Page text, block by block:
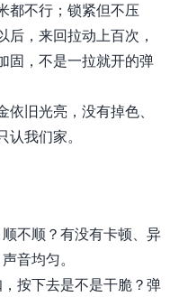
都不行；锁紧但不压
后，来回拉动上百次，
固，不是一拉就开的弹
旧光亮，没有掉色、
我们家。
不顺？有没有卡顿、异
音均匀。
按下去是不是干脆？弹